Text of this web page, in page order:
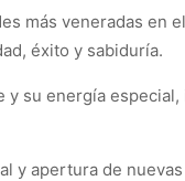
más veneradas en
éxito y sabiduría.
su energía
y apertura de